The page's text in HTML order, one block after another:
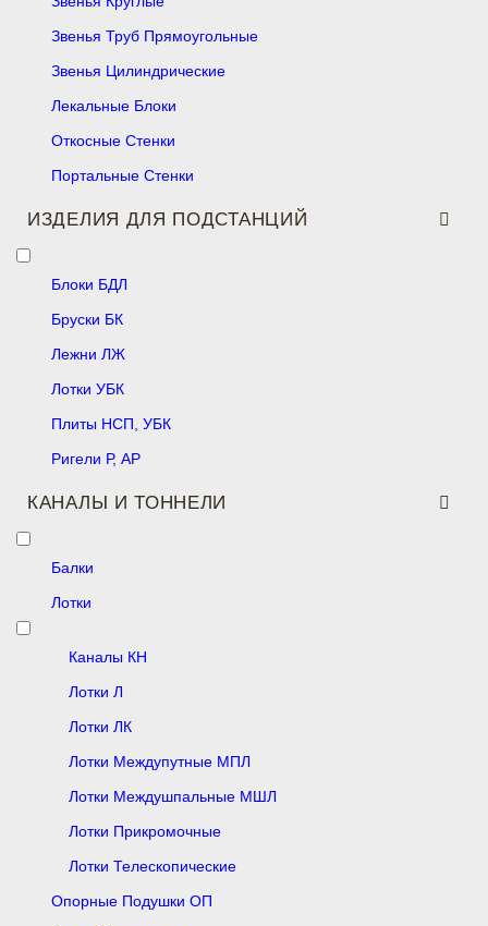
Звенья Труб Прямоугольные
Звенья Цилиндрические
Лекальные Блоки
Откосные Стенки
Портальные Стенки
ИЗДЕЛИЯ ДЛЯ ПОДСТАНЦИЙ
Блоки БДЛ
Бруски БК
Лежни ЛЖ
Лотки УБК
Плиты НСП, УБК
Ригели Р, АР
КАНАЛЫ И ТОННЕЛИ
Балки
Лотки
Каналы КН
Лотки Л
Лотки ЛК
Лотки Междупутные МПЛ
Лотки Междушпальные МШЛ
Лотки Прикромочные
Лотки Телескопические
Опорные Подушки ОП